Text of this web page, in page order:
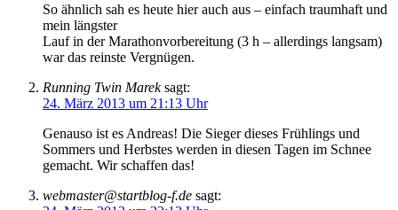
So ähnlich sah es heute hier auch aus – einfach traumhaft und
mein längster
Lauf in der Marathonvorbereitung (3 h – allerdings langsam)
war das reinste Vergnügen.
Running Twin Marek sagt:
24. März 2013 um 21:13 Uhr
Genauso ist es Andreas! Die Sieger dieses Frühlings und
Sommers und Herbstes werden in diesen Tagen im Schnee
gemacht. Wir schaffen das!
webmaster@startblog-f.de sagt: